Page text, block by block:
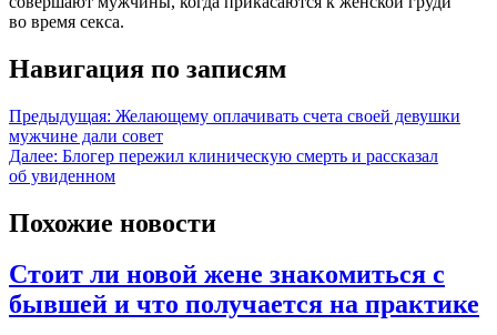
во время секса.
Навигация по записям
Предыдущая: Желающему оплачивать счета своей девушки
мужчине дали совет
Далее: Блогер пережил клиническую смерть и рассказал
об увиденном
Похожие новости
Стоит ли новой жене знакомиться с
бывшей и что получается на практике